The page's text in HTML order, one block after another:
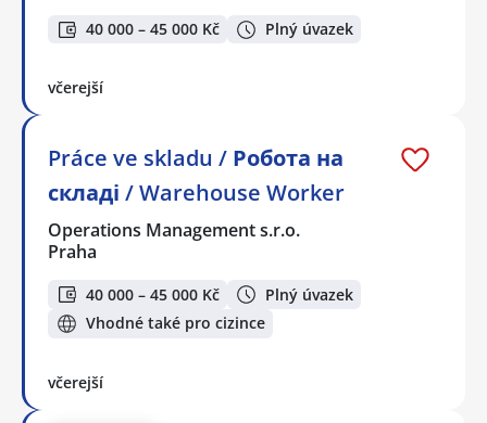
40 000 – 45 000 Kč Plný úvazek
včerejší
Práce ve skladu / Робота на
складі / Warehouse Worker
Operations Management s.r.o.
Praha
40 000 – 45 000 Kč
Plný úvazek
Vhodné také pro cizince
včerejší